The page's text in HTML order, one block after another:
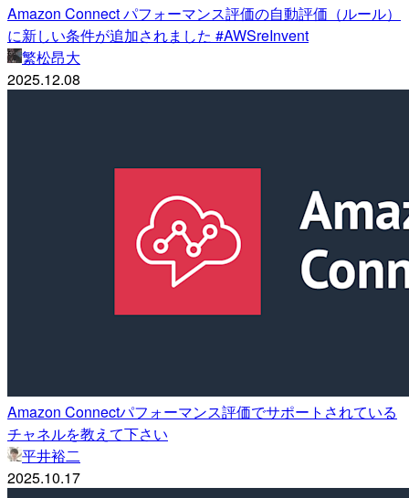
Amazon Connect パフォーマンス評価の自動評価（ルール）
に新しい条件が追加されました #AWSreInvent
繁松昂大
2025.12.08
Amazon Connectパフォーマンス評価でサポートされている
チャネルを教えて下さい
平井裕二
2025.10.17